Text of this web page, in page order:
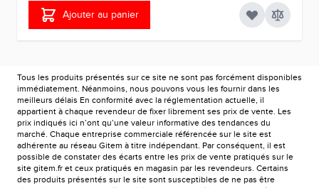
Ajouter au panier
Tous les produits présentés sur ce site ne sont pas forcément disponibles
immédiatement. Néanmoins, nous pouvons vous les fournir dans les
meilleurs délais En conformité avec la réglementation actuelle, il
appartient à chaque revendeur de fixer librement ses prix de vente. Les
prix indiqués ici n’ont qu’une valeur informative des tendances du
marché. Chaque entreprise commerciale référencée sur le site est
adhérente au réseau Gitem à titre indépendant. Par conséquent, il est
possible de constater des écarts entre les prix de vente pratiqués sur le
site gitem.fr et ceux pratiqués en magasin par les revendeurs. Certains
des produits présentés sur le site sont susceptibles de ne pas être